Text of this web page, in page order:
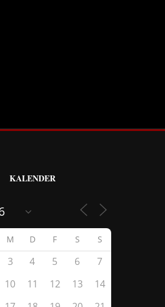
KALENDER
M D F S S
3 4 5 6
7
10 11 12 13
14